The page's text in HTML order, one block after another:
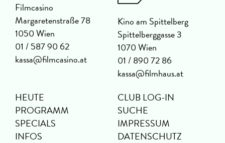
Filmcasino
Margaretenstraße 78
1050 Wien
01 / 587 90 62
kassa@filmcasino.at
Kino am Spittelberg
Spittelberggasse 3
1070 Wien
01 / 890 72 86
kassa@filmhaus.at
HEUTE
PROGRAMM
SPECIALS
INFOS
CLUB LOG-IN
SUCHE
IMPRESSUM
DATENSCHUTZ